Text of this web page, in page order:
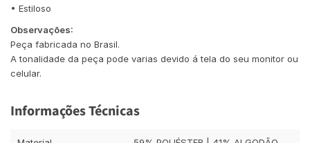
• Estiloso
Observações:
Peça fabricada no Brasil.
A tonalidade da peça pode varias devido á tela do seu monitor ou
celular.
Informações Técnicas